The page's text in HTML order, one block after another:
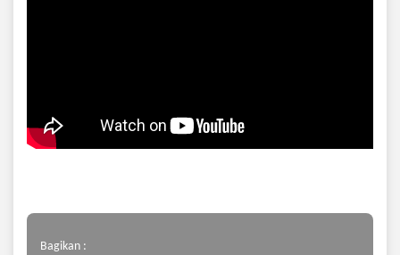
Bagikan :